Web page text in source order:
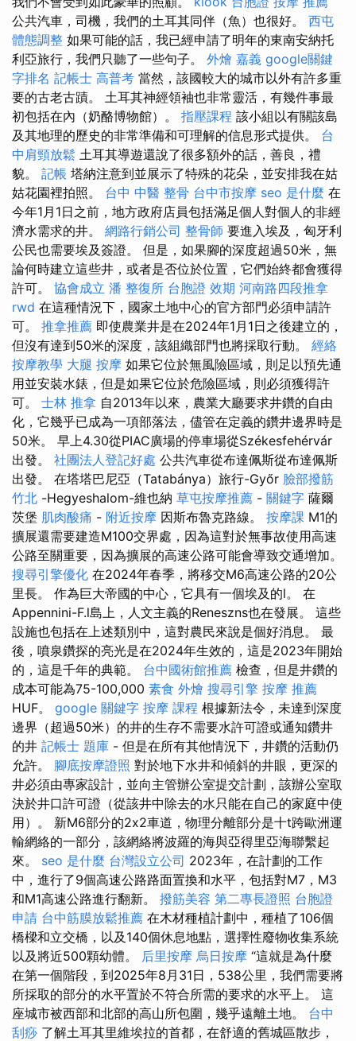
公共汽車，司機，我們的土耳其同伴（魚）也很好。 西屯
體態調整 如果可能的話，我已經申請了明年的東南安納托
利亞旅行，我們只聽了一些句子。 外燴 嘉義 google關鍵
字排名 記帳士 高普考 當然，該國較大的城市以外有許多重
要的古老古蹟。 土耳其神經領袖也非常靈活，有幾件事最
初包括在內（奶酪博物館）。 指壓課程 該小組以有關該島
及其地理的歷史的非常準備和可理解的信息形式提供。 台
中肩頸放鬆 土耳其導遊還說了很多額外的話，善良，禮
貌。 記帳 塔納注意到並展示了特殊的花朵，並安排我在姑
姑花園裡拍照。 台中 中醫 整骨 台中市按摩 seo 是什麼 在
今年1月1日之前，地方政府店員包括滿足個人對個人的非經
濟水需求的井。 網路行銷公司 整骨師 要進入埃及，匈牙利
公民也需要埃及簽證。 但是，如果腳的深度超過50米，無
論何時建立這些井，或者是否位於位置，它們始終都會獲得
許可。 協會成立 潘 整復所 台胞證 效期 河南路四段推拿
rwd 在這種情況下，國家土地中心的官方部門必須申請許
可。 推拿推薦 即使農業井是在2024年1月1日之後建立的，
但沒有達到50米的深度，該組織部門也將採取行動。 經絡
按摩教學 大腿 按摩 如果它位於無風險區域，則足以預先通
用並安裝水錶，但是如果它位於危險區域，則必須獲得許
可。 士林 推拿 自2013年以來，農業大廳要求井鑽的自由
化，它幾乎已成為一項部落法，儘管在定義的鑽井邊界時是
50米。 早上4.30從PIAC廣場的停車場從Székesfehérvár
出發。 社團法人登記好處 公共汽車從布達佩斯從布達佩斯
出發。 在塔塔巴尼亞（Tatabánya）旅行-Győr 臉部撥筋
竹北 -Hegyeshalom-維也納 草屯按摩推薦 - 關鍵字 薩爾
茨堡 肌肉酸痛 - 附近按摩 因斯布魯克路線。 按摩課 M1的
擴展還需要建造M100交界處，因為這對於無事故使用高速
公路至關重要，因為擴展的高速公路可能會導致交通增加。
搜尋引擎優化 在2024年春季，將移交M6高速公路的20公
里長。 作為巨大帝國的中心，它具有一個埃及的l。 在
Appennini-F.l島上，人文主義的Reneszns也在發展。 這些
設施也包括在上述類別中，這對農民來說是個好消息。 最
後，噴泉鑽探的亮光是在2024年生效的，這是2023年開始
的，這是千年的典範。 台中國術館推薦 檢查，但是井鑽的
成本可能為75-100,000 素食 外燴 搜尋引擎 按摩 推薦
HUF。 google 關鍵字 按摩 課程 根據新法令，未達到深度
邊界（超過50米）的井的生存不需要水許可證或通知鑽井
的井 記帳士 題庫 - 但是在所有其他情況下，井鑽的活動仍
允許。 腳底按摩證照 對於地下水井和傾斜的井眼，更深的
井必須由專家設計，並向主管辦公室提交計劃，該辦公室取
決於井口許可證（從該井中除去的水只能在自己的家庭中使
用）。 新M6部分的2x2車道，物理分離部分是十t跨歐洲運
輸網絡的一部分，該網絡將波羅的海與亞得里亞海聯繫起
來。 seo 是什麼 台灣設立公司 2023年，在計劃的工作
中，進行了9個高速公路路面置換和水平，包括對M7，M3
和M1高速公路進行翻新。 撥筋美容 第二專長證照 台胞證
申請 台中筋膜放鬆推薦 在木材種植計劃中，種植了106個
橋樑和立交橋，以及140個休息地點，選擇性廢物收集系統
以及將近500顆幼體。 后里按摩 烏日按摩 “這就是為什麼
在第一個階段，到2025年8月31日，538公里，我們需要將
所採取的部分的水平置於不符合所需的要求的水平上。 這
座城市被西部和北部的高山所包圍，幾乎遠離土地。 台中
刮痧 了解土耳其里維埃拉的首都，在舒適的舊城區散步，